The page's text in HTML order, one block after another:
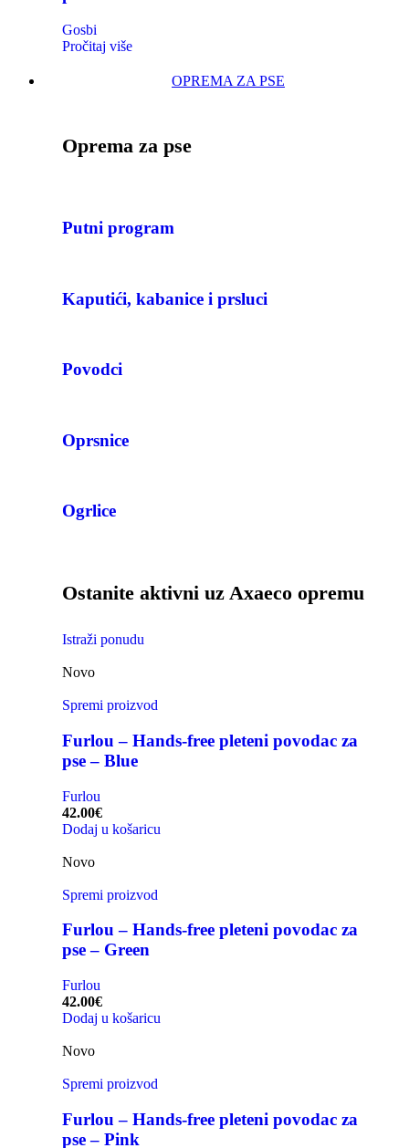
Gosbi
Pročitaj više
OPREMA ZA PSE
Oprema za pse
Putni program
Kaputići, kabanice i prsluci
Povodci
Oprsnice
Ogrlice
Ostanite aktivni uz Axaeco opremu
Istraži ponudu
Novo
Spremi proizvod
Furlou – Hands-free pleteni povodac za
pse – Blue
Furlou
42.00€
Dodaj u košaricu
Novo
Spremi proizvod
Furlou – Hands-free pleteni povodac za
pse – Green
Furlou
42.00€
Dodaj u košaricu
Novo
Spremi proizvod
Furlou – Hands-free pleteni povodac za
pse – Pink